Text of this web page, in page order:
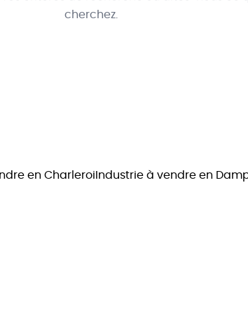
cherchez.
en CharleroiIndustrie à vendre en